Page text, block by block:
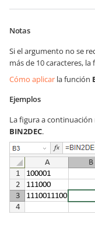
Notas
Si el argumento no se
más de 10 caracteres,
Cómo aplicar la función
Ejemplos
La figura a
BIN2DEC.